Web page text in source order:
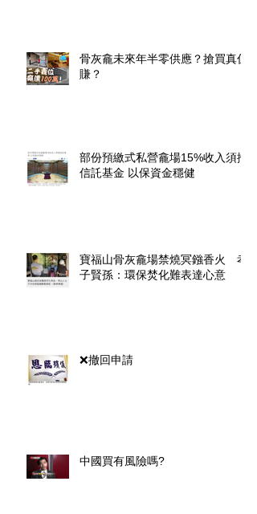
骨灰龕未來年半零供應？搶買真係
賺？
部份預繳式私營龕場15%收入須撥
信託基金 以保資金穩健
寶福山骨灰龕場禁燒冥鏹香火 孝
子賢孫：環保焚化難表達心意
❌撤回申請
中國買有風險嗎?